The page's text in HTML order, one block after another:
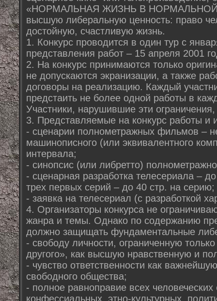
«НОРМАЛЬНАЯ ЖИЗНЬ В НОРМАЛЬНОЙ
высшую либеральную ценность: право
достойную, счастливую жизнь.
1. Конкурс проводится в один тур с
представления работ – 15 апреля 2001
2. На конкурс принимаются только
не допускаются экранизации, а также
договоры на реализацию. Каждый
предстаить не более одной работы в
Участники, нарушившие эти
3. Представляемые на конкурс работы и
- сценарии полнометражных фильмов –
машинописного (или эквивалентного
интервала;
- синопсис (или либретто)
- сценарная разработка телесериала –
трех первых серий – до 40 стр. на серию;
- заявка на телесериал (с разработкой
4. Организаторы конкурса не
жанра и темы. Однако по содержанию
должно защищать фундаментальные
- свободу личности, ограниченную
другого», как высшую нравственную и
- чувство ответственности как
свободного общества;
- полное равноправие всех
конфессиальных, этно-культурных,